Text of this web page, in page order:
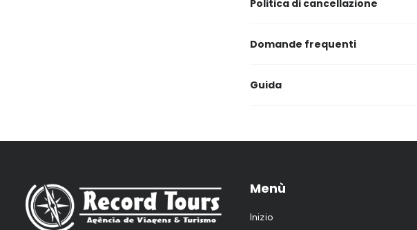
Politica di cancellazione
Domande frequenti
Guida
Menù
Inizio